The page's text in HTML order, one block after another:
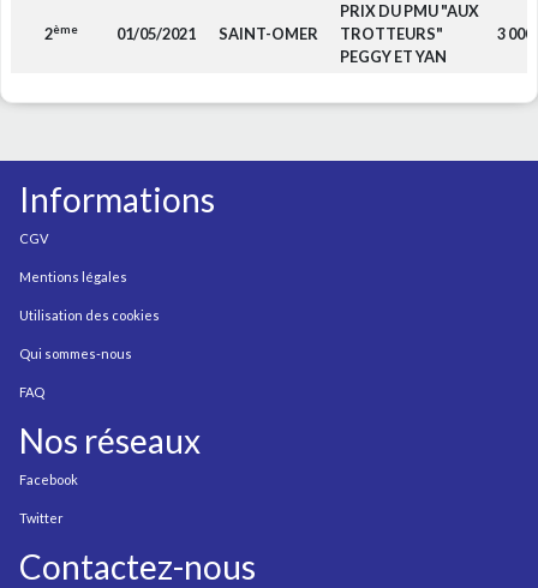
2ème 01/05/2021 SAINT-OMER
PRIX DU PMU "AUX
TROTTEURS"
PEGGY ET YAN
3 000
Informations
CGV
Mentions légales
Utilisation des cookies
Qui sommes-nous
FAQ
Nos réseaux
Facebook
Twitter
Contactez-nous